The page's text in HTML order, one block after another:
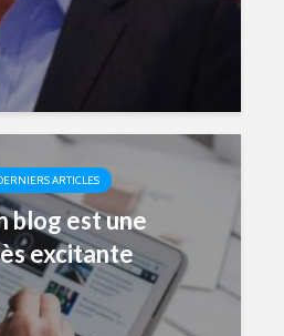
ARTICLES
blog est une
excitante